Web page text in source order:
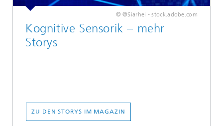
© ©Siarhei - stock.adobe.com
Kognitive Sensorik – mehr
Storys
ZU DEN STORYS IM MAGAZIN